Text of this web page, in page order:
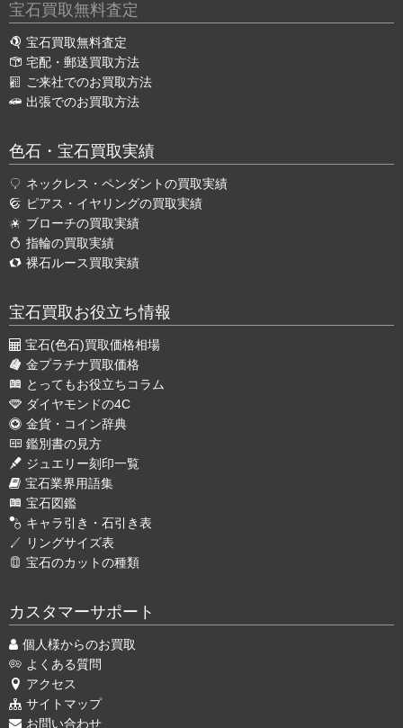
宝石買取無料査定
宝石買取無料査定
宅配・郵送買取方法
ご来社でのお買取方法
出張でのお買取方法
色石・宝石買取実績
ネックレス・ペンダントの買取実績
ピアス・イヤリングの買取実績
ブローチの買取実績
指輪の買取実績
裸石ルース買取実績
宝石買取お役立ち情報
宝石(色石)買取価格相場
金プラチナ買取価格
とってもお役立ちコラム
ダイヤモンドの4C
金貨・コイン辞典
鑑別書の見方
ジュエリー刻印一覧
宝石業界用語集
宝石図鑑
キャラ引き・石引き表
リングサイズ表
宝石のカットの種類
カスタマーサポート
個人様からのお買取
よくある質問
アクセス
サイトマップ
お問い合わせ